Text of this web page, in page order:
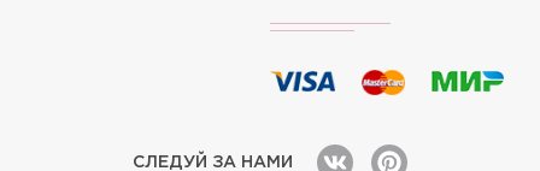
СЛЕДУЙ ЗА НАМИ